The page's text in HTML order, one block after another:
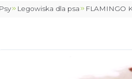
Psy Legowiska dla psa FLAMINGO
slajd